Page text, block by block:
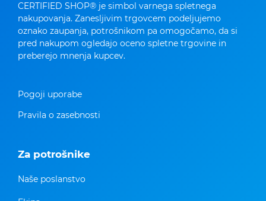
CERTIFIED SHOP® je simbol varnega spletnega
nakupovanja. Zanesljivim trgovcem podeljujemo
oznako zaupanja, potrošnikom pa omogočamo, da si
pred nakupom ogledajo oceno spletne trgovine in
preberejo mnenja kupcev.
Pogoji uporabe
Pravila o zasebnosti
Za potrošnike
Naše poslanstvo